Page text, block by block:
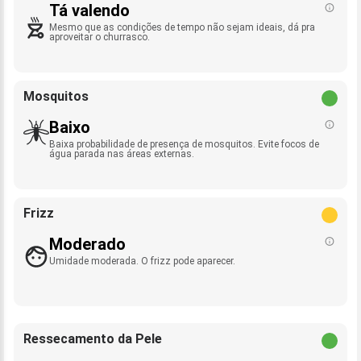
Tá valendo
Mesmo que as condições de tempo não sejam ideais, dá pra
aproveitar o churrasco.
Mosquitos
Baixo
Baixa probabilidade de presença de mosquitos. Evite focos de
água parada nas áreas externas.
Frizz
Moderado
Umidade moderada. O frizz pode aparecer.
Ressecamento da Pele